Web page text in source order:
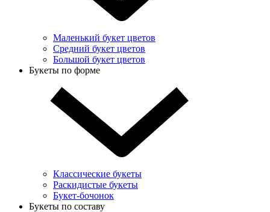
Маленький букет цветов
Средний букет цветов
Большой букет цветов
Букеты по форме
Классические букеты
Раскидистые букеты
Букет-бочонок
Букеты по составу